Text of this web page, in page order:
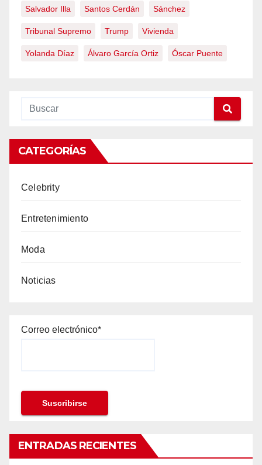
Salvador Illa Santos Cerdán Sánchez
Tribunal Supremo Trump Vivienda
Yolanda Díaz Álvaro García Ortiz Óscar Puente
CATEGORÍAS
Celebrity
Entretenimiento
Moda
Noticias
Correo electrónico*
ENTRADAS RECIENTES